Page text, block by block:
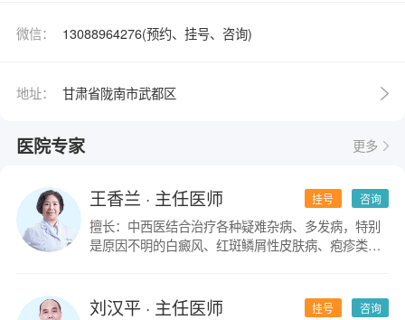
微信： 13088964276(预约、挂号、咨询)
地址： 甘肃省陇南市武都区
医院专家 更多
咨询
挂号
王香兰 · 主任医师
擅长：中西医结合治疗各种疑难杂病、多发病，特别
是原因不明的白癜风、红斑鳞屑性皮肤病、疱疹类皮
咨询
挂号
刘汉平· 主任医师